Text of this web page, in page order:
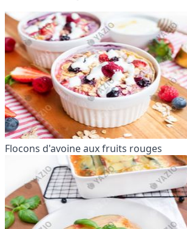
Flocons d'avoine aux fruits rouges